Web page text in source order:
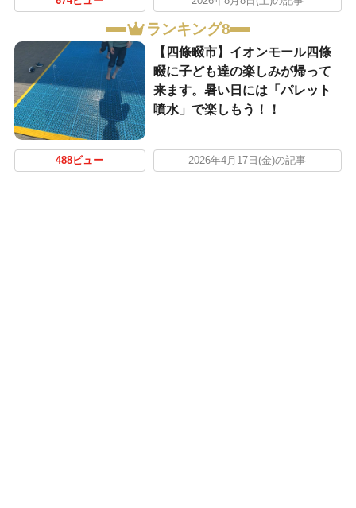
ランキング8
【四條畷市】イオンモール四條
畷に子ども達の楽しみが帰って
来ます。暑い日には「パレット
噴水」で楽しもう！！
488ビュー 2026年4月17日(金)の記事